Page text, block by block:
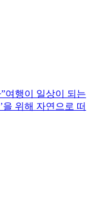
여행이 일상이 되는
을 위해 자연으로 떠